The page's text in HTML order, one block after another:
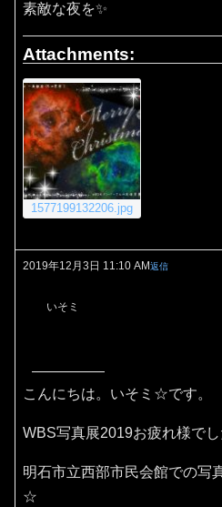
素敵な夜を✨
Attachments:
1577199132206.jpg
2019年12月3日 11:10 AM返信
いそミ
こんにちは。いそミ☆です。
WBS写真展2019お疲れ様でし
明石市立西部市民会館での写
☆